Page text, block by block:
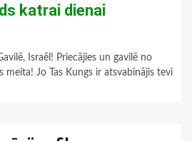
katrai dienai
Israēl! Priecājies un gavilē no
meita! Jo Tas Kungs ir atsvabinājis tevi